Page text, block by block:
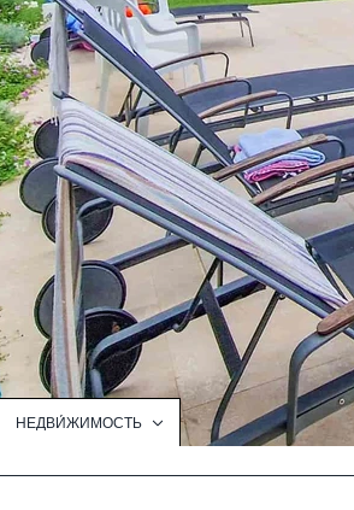
НЕДВИ́ЖИМОСТЬ